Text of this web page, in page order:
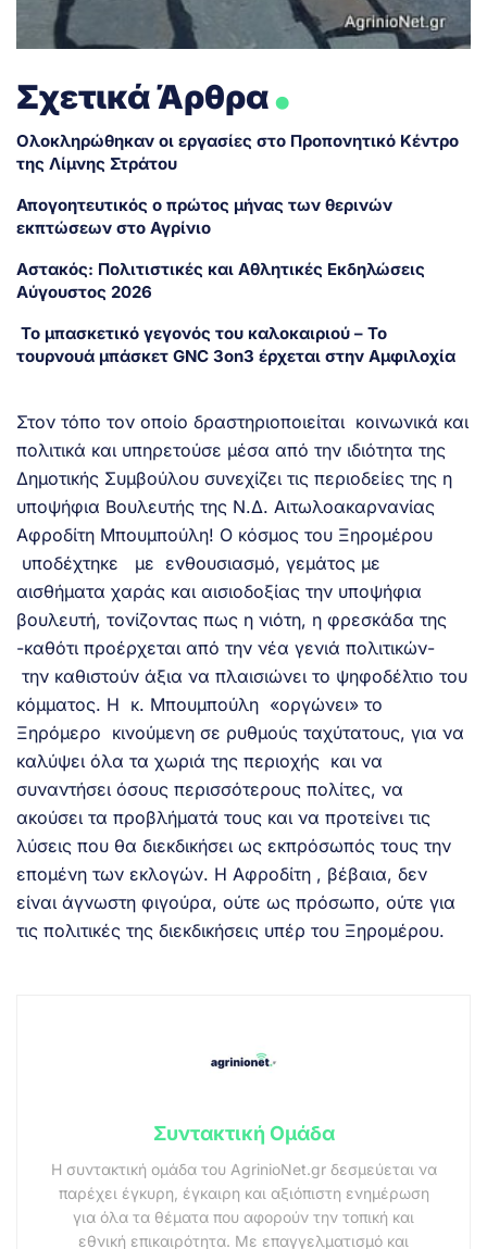
Σχετικά Άρθρα.
Ολοκληρώθηκαν οι εργασίες στο Προπονητικό Κέντρο
της Λίμνης Στράτου
Απογοητευτικός ο πρώτος μήνας των θερινών
εκπτώσεων στο Αγρίνιο
Αστακός: Πολιτιστικές και Αθλητικές Εκδηλώσεις
Αύγουστος 2026
Το μπασκετικό γεγονός του καλοκαιριού – Το
τουρνουά μπάσκετ GNC 3on3 έρχεται στην Αμφιλοχία
Στον τόπο τον οποίο δραστηριοποιείται κοινωνικά και
πολιτικά και υπηρετούσε μέσα από την ιδιότητα της
Δημοτικής Συμβούλου συνεχίζει τις περιοδείες της η
υποψήφια Βουλευτής της Ν.Δ. Αιτωλοακαρνανίας
Αφροδίτη Μπουμπούλη! Ο κόσμος του Ξηρομέρου
υποδέχτηκε με ενθουσιασμό, γεμάτος με
αισθήματα χαράς και αισιοδοξίας την υποψήφια
βουλευτή, τονίζοντας πως η νιότη, η φρεσκάδα της
-καθότι προέρχεται από την νέα γενιά πολιτικών-
την καθιστούν άξια να πλαισιώνει το ψηφοδέλτιο του
κόμματος. Η κ. Μπουμπούλη «οργώνει» το
Ξηρόμερο κινούμενη σε ρυθμούς ταχύτατους, για να
καλύψει όλα τα χωριά της περιοχής και να
συναντήσει όσους περισσότερους πολίτες, να
ακούσει τα προβλήματά τους και να προτείνει τις
λύσεις που θα διεκδικήσει ως εκπρόσωπός τους την
επομένη των εκλογών. Η Αφροδίτη , βέβαια, δεν
είναι άγνωστη φιγούρα, ούτε ως πρόσωπο, ούτε για
τις πολιτικές της διεκδικήσεις υπέρ του Ξηρομέρου.
Συντακτική Ομάδα
Η συντακτική ομάδα του AgrinioNet.gr δεσμεύεται να
παρέχει έγκυρη, έγκαιρη και αξιόπιστη ενημέρωση
για όλα τα θέματα που αφορούν την τοπική και
εθνική επικαιρότητα. Με επαγγελματισμό και